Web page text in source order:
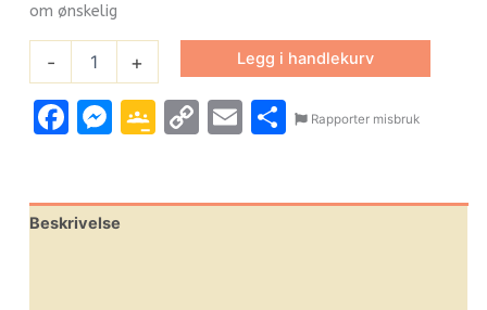
om ønskelig
- + Legg i handlekurv
Facebook
Messenger
Google
CopyEmailShare
Rapporter misbruk
Beskrivelse